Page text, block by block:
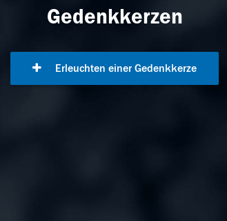
Gedenkkerzen
Erleuchten einer Gedenkkerze